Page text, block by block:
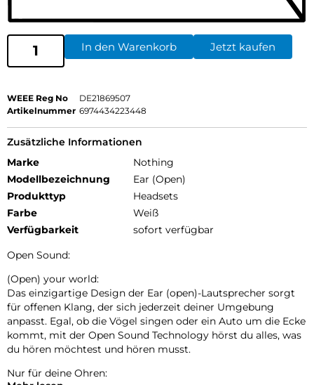
In den Warenkorb Jetzt kaufen
WEEE Reg No
DE21869507
Artikelnummer 6974434223448
Zusätzliche Informationen
Marke
Nothing
Modellbezeichnung
Ear (Open)
Produkttyp
Headsets
Farbe
Weiß
Verfügbarkeit
sofort verfügbar
Open Sound:
(Open) your world:
Das einzigartige Design der Ear (open)-Lautsprecher sorgt
für offenen Klang, der sich jederzeit deiner Umgebung
anpasst. Egal, ob die Vögel singen oder ein Auto um die Ecke
kommt, mit der Open Sound Technology hörst du alles, was
du hören möchtest und hören musst.
Nur für deine Ohren: